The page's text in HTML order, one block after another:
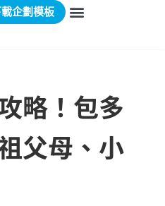
企劃模板
略！包多
父母、小